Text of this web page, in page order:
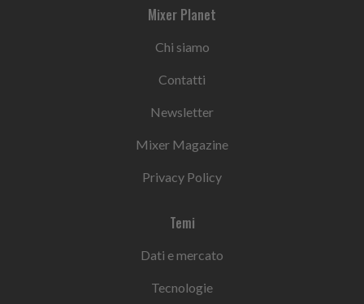
Mixer Planet
Chi siamo
Contatti
Newsletter
Mixer Magazine
Privacy Policy
Temi
Dati e mercato
Tecnologie